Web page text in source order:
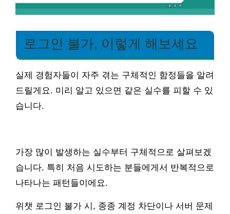
로그인 불가, 이렇게 해보세요
실제 경험자들이 자주 겪는 구체적인 함정들을 알려
드릴게요. 미리 알고 있으면 같은 실수를 피할 수 있
습니다.
가장 많이 발생하는 실수부터 구체적으로 살펴보겠
습니다. 특히 처음 시도하는 분들에게서 반복적으로
나타나는 패턴들이에요.
위챗 로그인 불가 시, 종종 계정 차단이나 서버 문제